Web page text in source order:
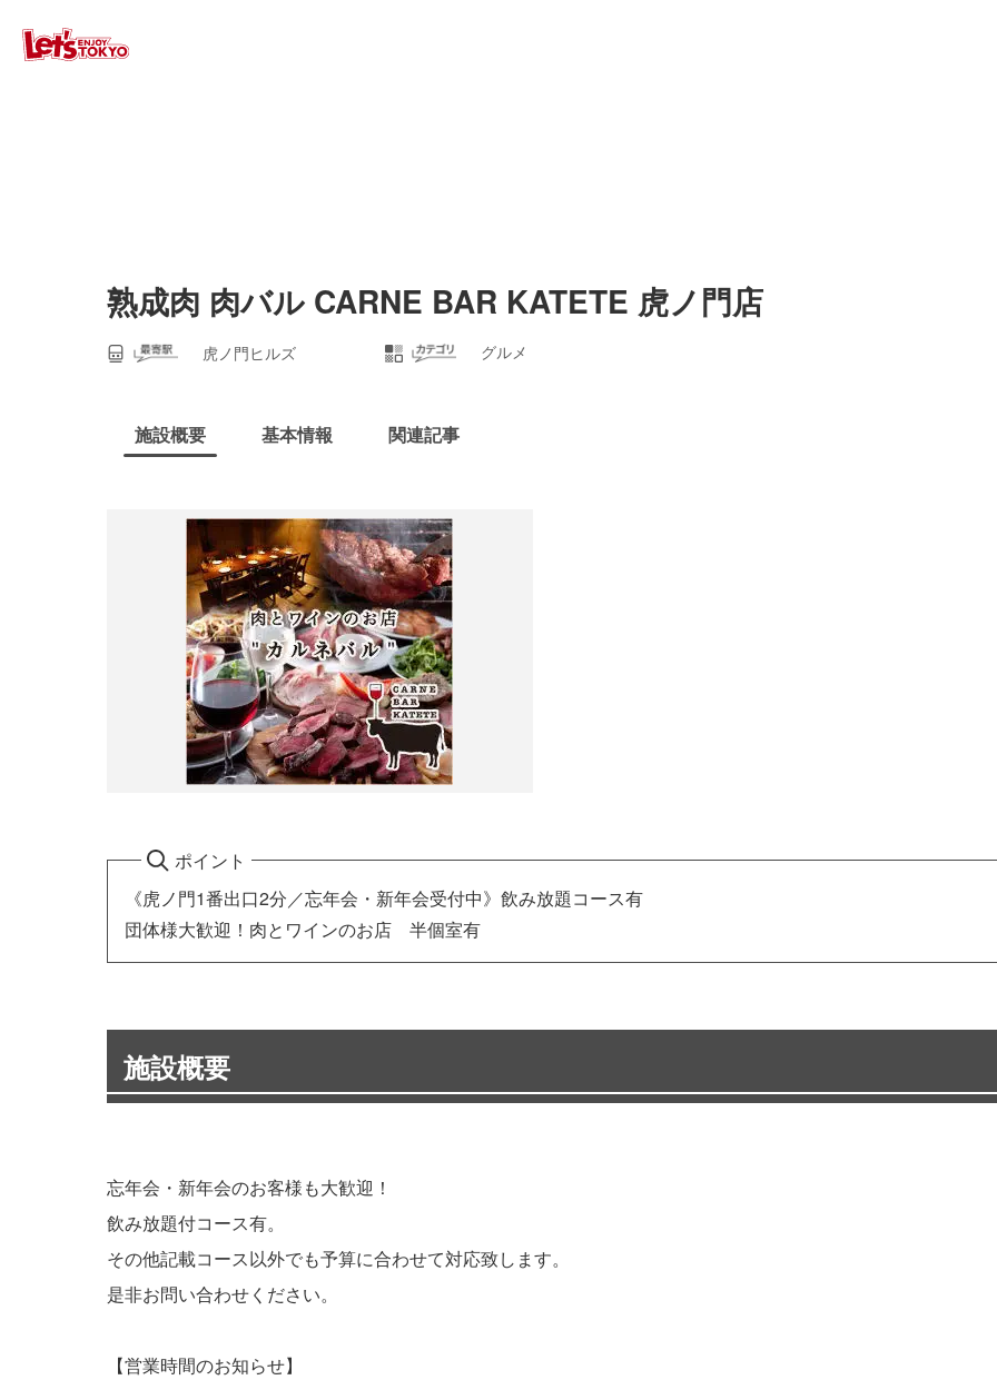
熟成肉 肉バル CARNE BAR KATETE 虎ノ門店
虎ノ門ヒルズ グルメ
施設概要 基本情報 関連記事
ポイント
《虎ノ門1番出口2分／忘年会・新年会受付中》飲み放題コース有
団体様大歓迎！肉とワインのお店 半個室有
施設概要
忘年会・新年会のお客様も大歓迎！
飲み放題付コース有。
その他記載コース以外でも予算に合わせて対応致します。
是非お問い合わせください。
【営業時間のお知らせ】